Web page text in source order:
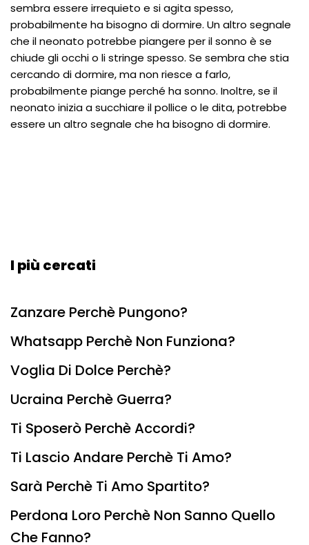
sembra essere irrequieto e si agita spesso,
probabilmente ha bisogno di dormire. Un altro segnale
che il neonato potrebbe piangere per il sonno è se
chiude gli occhi o li stringe spesso. Se sembra che stia
cercando di dormire, ma non riesce a farlo,
probabilmente piange perché ha sonno. Inoltre, se il
neonato inizia a succhiare il pollice o le dita, potrebbe
essere un altro segnale che ha bisogno di dormire.
I più cercati
Zanzare Perchè Pungono?
Whatsapp Perchè Non Funziona?
Voglia Di Dolce Perchè?
Ucraina Perchè Guerra?
Ti Sposerò Perchè Accordi?
Ti Lascio Andare Perchè Ti Amo?
Sarà Perchè Ti Amo Spartito?
Perdona Loro Perchè Non Sanno Quello
Che Fanno?